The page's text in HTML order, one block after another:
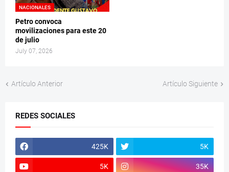
NACIONALES
Petro convoca
movilizaciones para este 20
de julio
July 07, 2026
Artículo Anterior Artículo Siguiente
REDES SOCIALES
425K 5K
5K 35K